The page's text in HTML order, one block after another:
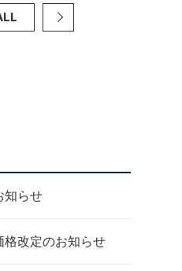
知らせ
格改定のお知らせ